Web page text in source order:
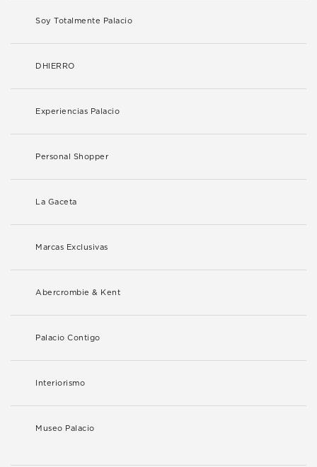
Soy Totalmente Palacio
DHIERRO
Experiencias Palacio
Personal Shopper
La Gaceta
Marcas Exclusivas
Abercrombie & Kent
Palacio Contigo
Interiorismo
Museo Palacio